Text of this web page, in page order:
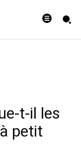
t-il les
petit